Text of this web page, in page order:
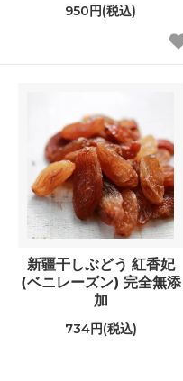
950円(税込)
新疆干しぶどう 紅香妃
(ベニレーズン) 完全無添
加
734円(税込)